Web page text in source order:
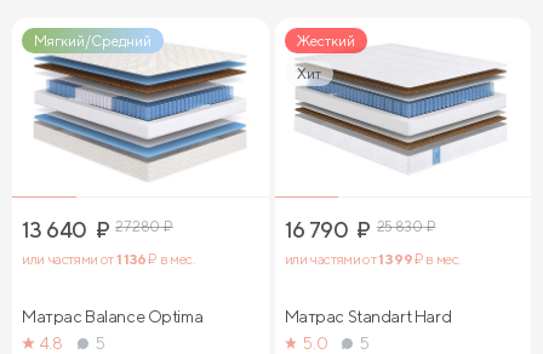
Мягкий/Средний
13 640 ₽ 27 280₽
или частями от1 136₽ в мес.
Матрас Balance Optima
4.8
5
Жесткий
Хит
16 790 ₽ 25 830₽
или частями от1 399₽ в мес.
Матрас Standart Hard
5.0
5